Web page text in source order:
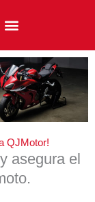
QJMotor!
asegura el